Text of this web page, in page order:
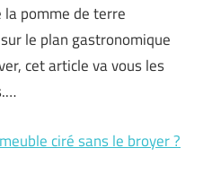
la pomme de terre
le plan gastronomique
cet article va vous les
ciré sans le broyer ?